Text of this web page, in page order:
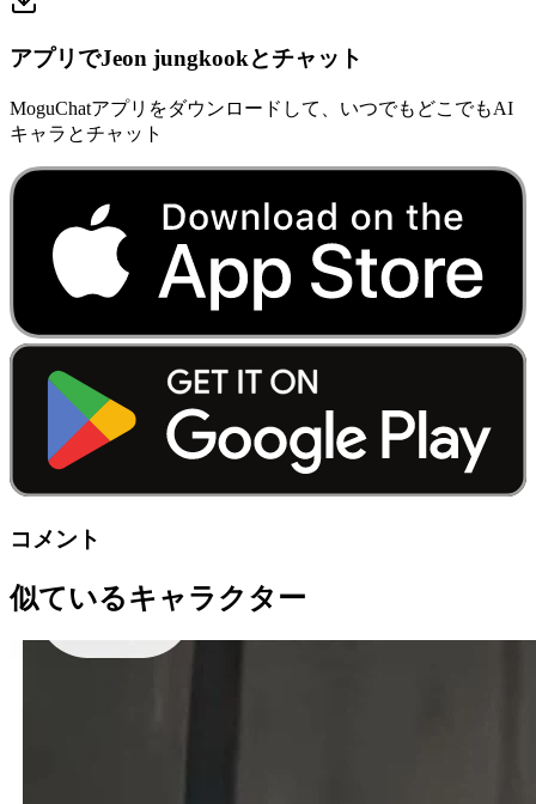
アプリでJeon jungkookとチャット
MoguChatアプリをダウンロードして、いつでもどこでもAI
キャラとチャット
コメント
似ているキャラクター